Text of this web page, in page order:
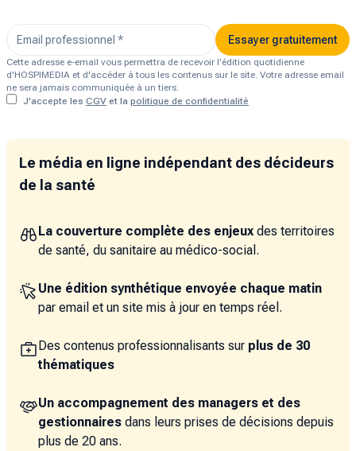
Essayer gratuitement
Cette adresse e-email vous permettra de recevoir l'édition quotidienne
d'HOSPIMEDIA et d'accéder à tous les contenus sur le site. Votre adresse email
ne sera jamais communiquée à un tiers.
J'accepte les CGV et la politique de confidentialité
Le média en ligne indépendant des décideurs
de la santé
La couverture complète des enjeuxdes territoires
de santé, du sanitaire au médico-social.
Une édition synthétique envoyée chaque matin
par email et un site mis à jour en temps réel.
Des contenus professionnalisants sur plus de 30
thématiques
Un accompagnement des managers et des
gestionnaires dans leurs prises de décisions depuis
plus de 20 ans.